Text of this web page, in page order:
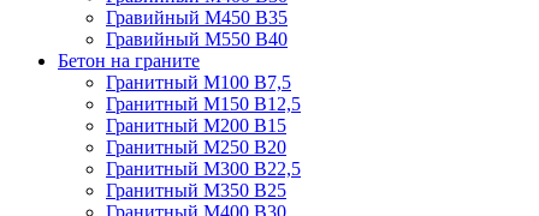
Гравийный М450 В35
Гравийный М550 В40
Бетон на граните
Гранитный М100 В7,5
Гранитный М150 В12,5
Гранитный М200 В15
Гранитный М250 В20
Гранитный М300 В22,5
Гранитный М350 В25
Гранитный М400 В30